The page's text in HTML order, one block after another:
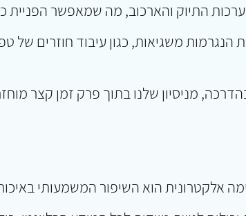
התיוק והארכוב, מה שמאפשר הפניית
משגיאות, כגון עיבוד חוזרים של
מניסיון שלנו בתוך פרק זמן קצר
אלקטרונית הוא השיפור המשמעותי